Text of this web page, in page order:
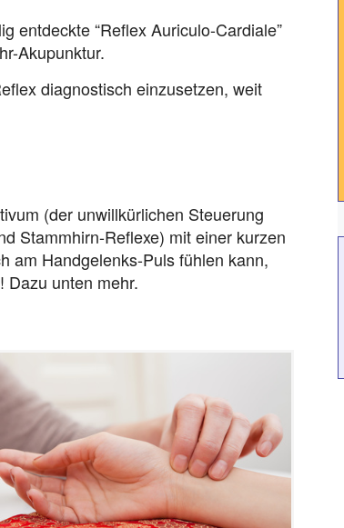
entdeckte “Reflex Auriculo-Cardiale”
Akupunktur.
diagnostisch einzusetzen, weit
(der unwillkürlichen Steuerung
Stammhirn-Reflexe) mit einer kurzen
am Handgelenks-Puls fühlen kann,
! Dazu unten mehr.